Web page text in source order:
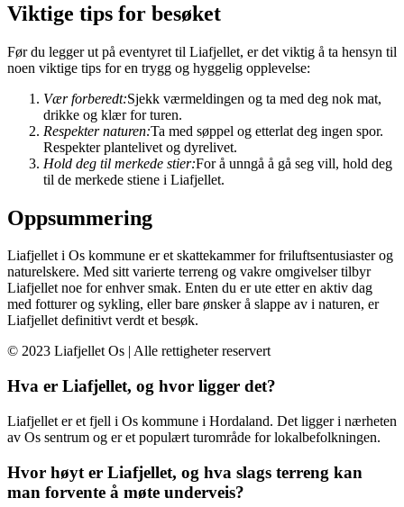
Viktige tips for besøket
Før du legger ut på eventyret til Liafjellet, er det viktig å ta hensyn til
noen viktige tips for en trygg og hyggelig opplevelse:
Vær forberedt:Sjekk værmeldingen og ta med deg nok mat,
drikke og klær for turen.
Respekter naturen:Ta med søppel og etterlat deg ingen spor.
Respekter plantelivet og dyrelivet.
Hold deg til merkede stier:For å unngå å gå seg vill, hold deg
til de merkede stiene i Liafjellet.
Oppsummering
Liafjellet i Os kommune er et skattekammer for friluftsentusiaster og
naturelskere. Med sitt varierte terreng og vakre omgivelser tilbyr
Liafjellet noe for enhver smak. Enten du er ute etter en aktiv dag
med fotturer og sykling, eller bare ønsker å slappe av i naturen, er
Liafjellet definitivt verdt et besøk.
© 2023 Liafjellet Os | Alle rettigheter reservert
Hva er Liafjellet, og hvor ligger det?
Liafjellet er et fjell i Os kommune i Hordaland. Det ligger i nærheten
av Os sentrum og er et populært turområde for lokalbefolkningen.
Hvor høyt er Liafjellet, og hva slags terreng kan
man forvente å møte underveis?